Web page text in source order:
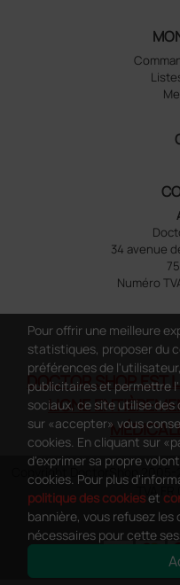
34 avenue
Numéro
DOCTOR SHOP EST
LIGNE
Copyright DoctorShop
TVA
Pour offrir une meilleure
statistiques, proposer du
préférences de
publicitaires et permettre
sociaux, ce site utilise des
sur «accepter» vous
cookies. En cliquant sur
d'exprimer sa propre
cookies. Pour plus
politique des cookieset
bannière, vous refusez
nécessaires pour cette